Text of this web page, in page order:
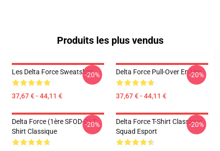
Produits les plus vendus
Les Delta Force Sweatshirt
37,67 € - 44,11 €
-20% Delta Force Pull-Over En Mer
37,67 € - 44,11 €
-20%
Delta Force (1ère SFOD-D) T-
Shirt Classique
-20%
Delta Force T-Shirt Classique
Squad Esport
-20%